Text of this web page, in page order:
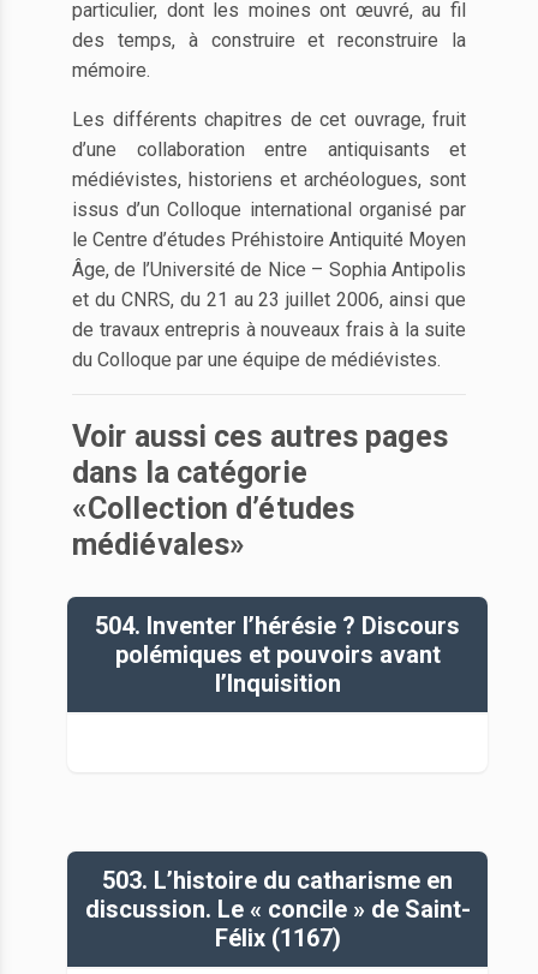
particulier, dont les moines ont œuvré, au fil
des temps, à construire et reconstruire la
mémoire.
Les différents chapitres de cet ouvrage, fruit
d’une collaboration entre antiquisants et
médiévistes, historiens et archéologues, sont
issus d’un Colloque international organisé par
le Centre d’études Préhistoire Antiquité Moyen
Âge, de l’Université de Nice – Sophia Antipolis
et du CNRS, du 21 au 23 juillet 2006, ainsi que
de travaux entrepris à nouveaux frais à la suite
du Colloque par une équipe de médiévistes.
Voir aussi ces autres pages
dans la catégorie
«Collection d’études
médiévales»
504. Inventer l’hérésie ? Discours
polémiques et pouvoirs avant
l’Inquisition
503. L’histoire du catharisme en
discussion. Le « concile » de Saint-
Félix (1167)